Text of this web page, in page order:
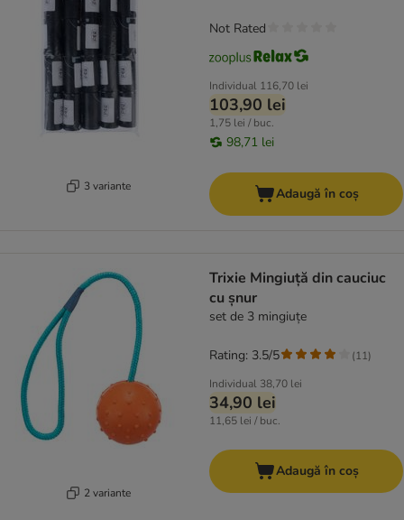
3 variante
Individual 116,70 lei
103,90 lei
1,75 lei / buc.
98,71 lei
Not Rated
Adaugă în coș
2 variante
Trixie Mingiuță din cauciuc
cu șnur
set de 3 mingiuțe
Individual 38,70 lei
34,90 lei
11,65 lei / buc.
Rating: 3.5/5 (11)
Adaugă în coș